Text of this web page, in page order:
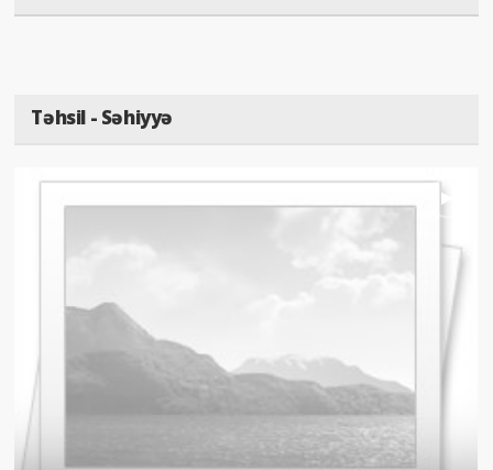
Təhsil - Səhiyyə